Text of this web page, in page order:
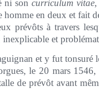
ni son curriculum vitae,
homme en deux et fait
prévôts à travers
et
et y fut
le 20 mars
de prévôt avant